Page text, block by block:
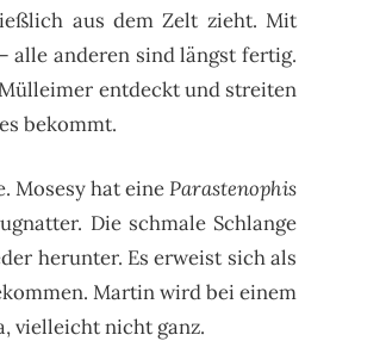
aus dem Zelt zieht. Mit
alle anderen sind längst fertig.
entdeckt und streiten
bekommt.
Mosesy hat eineParastenophis
Die schmale Schlange
herunter. Es erweist sich als
Martin wird bei einem
vielleicht nicht ganz.